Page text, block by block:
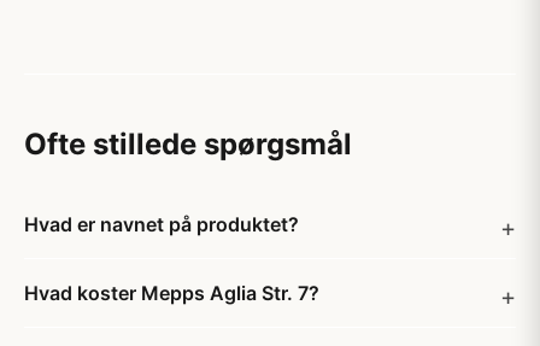
Ofte stillede spørgsmål
Hvad er navnet på produktet?
Hvad koster Mepps Aglia Str. 7?